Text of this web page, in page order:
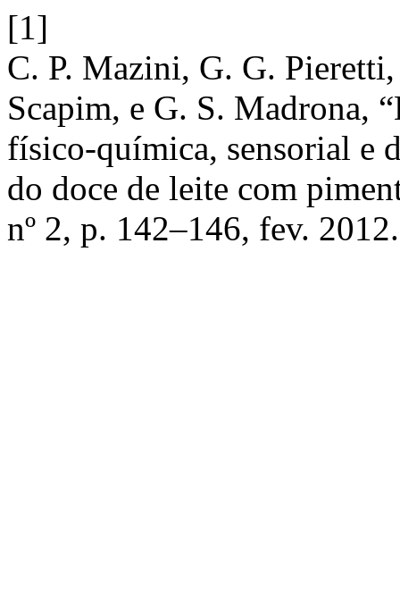
[1]
C. P. Mazini, G. G.
Scapim, e G. S. Madrona,
físico-química, sensorial e
do doce de leite com
nº 2, p. 142–146, fev. 2012.